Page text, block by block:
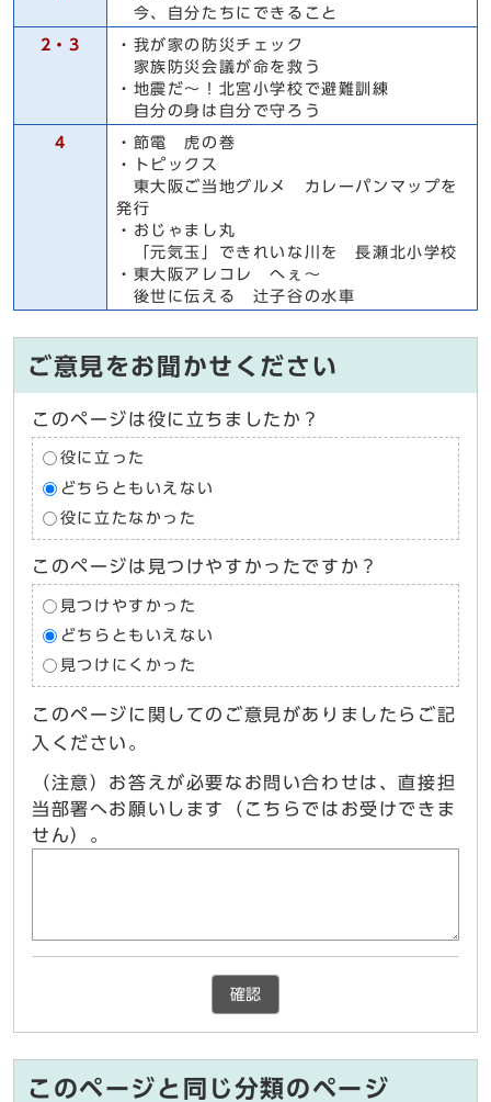
今、自分たちにできること
2・3
・我が家の防災チェック
家族防災会議が命を救う
・地震だ～！北宮小学校で避難訓練
自分の身は自分で守ろう
4
・節電 虎の巻
・トピックス
東大阪ご当地グルメ カレーパンマップを
発行
・おじゃまし丸
「元気玉」できれいな川を 長瀬北小学校
・東大阪アレコレ へぇ～
後世に伝える 辻子谷の水車
ご意見をお聞かせください
このページは役に立ちましたか？
役に立った
どちらともいえない
役に立たなかった
このページは見つけやすかったですか？
見つけやすかった
どちらともいえない
見つけにくかった
このページに関してのご意見がありましたらご記
入ください。
（注意）お答えが必要なお問い合わせは、直接担
当部署へお願いします（こちらではお受けできま
せん）。
確認
このページと同じ分類のページ